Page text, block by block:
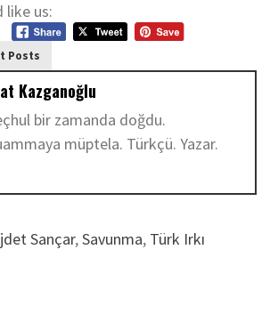
like us:
Posts
Kazganoğlu
bir zamanda doğdu.
müptela. Türkçü. Yazar.
Sançar,Savunma, Türk Irkı